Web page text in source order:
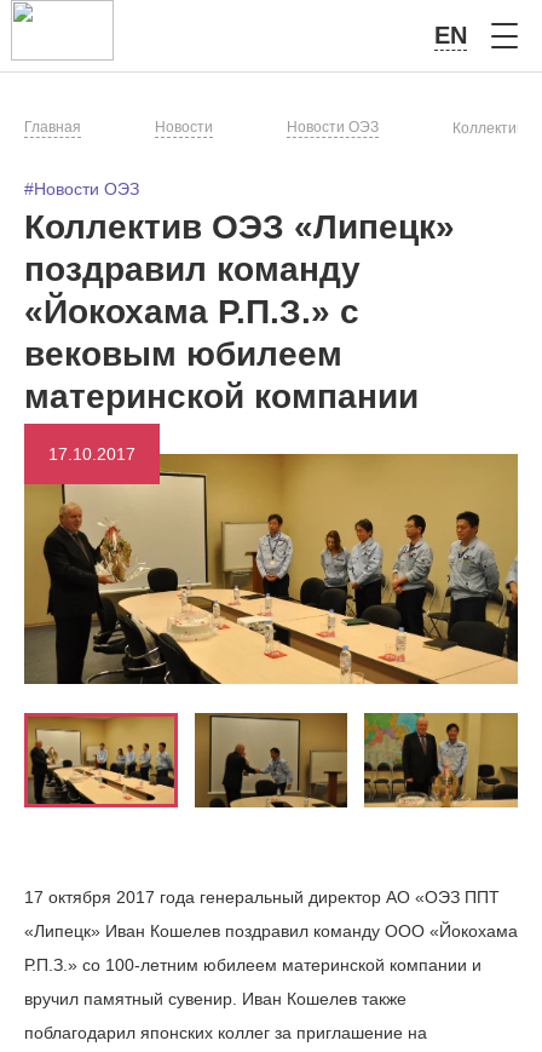
EN
Главная Новости Новости ОЭЗ Коллектив
#Новости ОЭЗ
Коллектив ОЭЗ «Липецк»
поздравил команду
«Йокохама Р.П.З.» с
вековым юбилеем
материнской компании
17.10.2017
17 октября 2017 года генеральный директор АО «ОЭЗ ППТ
«Липецк» Иван Кошелев поздравил команду ООО «Йокохама
Р.П.З.» со 100-летним юбилеем материнской компании и
вручил памятный сувенир. Иван Кошелев также
поблагодарил японских коллег за приглашение на